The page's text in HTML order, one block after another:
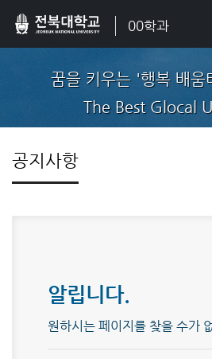
00학과
꿈을 키우는 '행복 배움
The Best Glocal
공지사항
알립니다.
원하시는 페이지를 찾을 수가